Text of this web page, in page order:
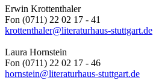
Erwin Krottenthaler
Fon (0711) 22 02 17 - 41
krottenthaler@literaturhaus-stuttgart.de
Laura Hornstein
Fon (0711) 22 02 17 - 46
hornstein@literaturhaus-stuttgart.de